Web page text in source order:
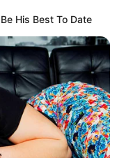
His Best To Date